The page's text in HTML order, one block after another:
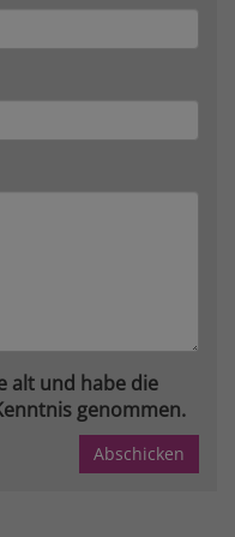
alt und habe die
genommen.